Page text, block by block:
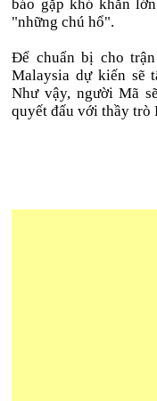
báo gặp khó khăn
"những chú hổ".
Để chuẩn bị cho
Malaysia dự kiến sẽ
Như vậy, người Mã
quyết đấu với thầy trò